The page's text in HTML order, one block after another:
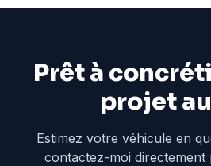
Prêt à
projet
Estimez votre véhicule en
contactez-moi directement